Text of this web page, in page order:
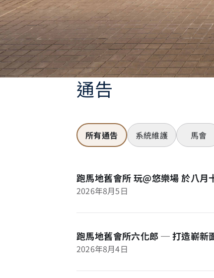
通告
所有通告 系統維護 馬會
跑馬地舊會所 玩@悠樂場 於八月
2026年8月5日
跑馬地舊會所六化郎 ─ 打造嶄新
2026年8月4日